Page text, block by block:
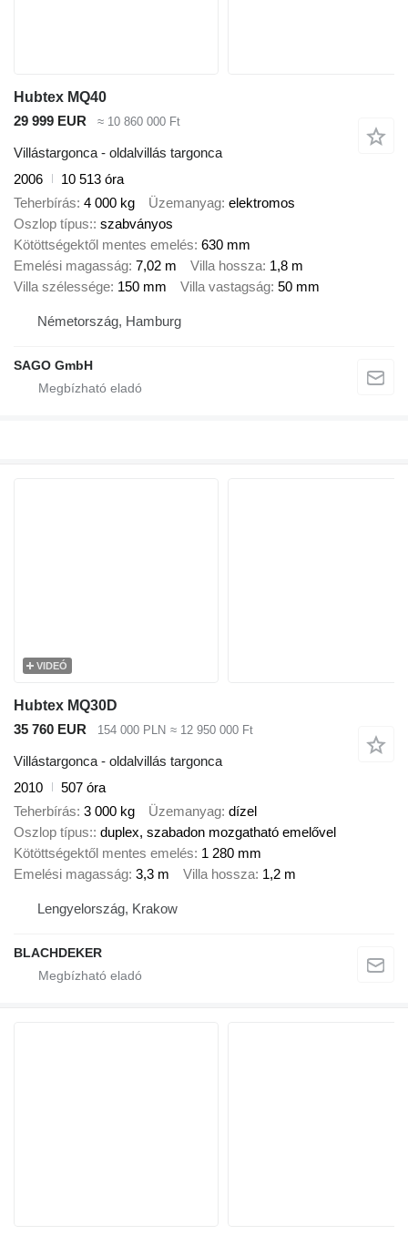
Hubtex MQ40
29 999 EUR
≈ 10 860 000 Ft
Villástargonca - oldalvillás targonca
2006
10 513 óra
Teherbírás 4 000 kg Üzemanyag elektromos
Oszlop típus: szabványos
Kötöttségektől mentes emelés 630 mm
Emelési magasság 7,02 m Villa hossza 1,8 m
Villa szélessége 150 mm Villa vastagság 50 mm
Németország, Hamburg
SAGO GmbH
VIDEÓ
Hubtex MQ30D
35 760 EUR
154 000 PLN ≈ 12 950 000 Ft
Villástargonca - oldalvillás targonca
2010
507 óra
Teherbírás 3 000 kg Üzemanyag dízel
Oszlop típus: duplex, szabadon mozgatható emelővel
Kötöttségektől mentes emelés 1 280 mm
Emelési magasság 3,3 m Villa hossza 1,2 m
Lengyelország, Krakow
BLACHDEKER